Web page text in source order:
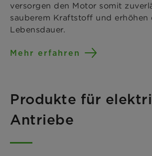
versorgen den Motor somit
sauberem Kraftstoff und erhöhen
Lebensdauer.
Mehr erfahren
Produkte für
Antriebe